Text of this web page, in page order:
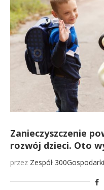
Zanieczyszczenie
rozwój dzieci. Oto
przez Zespół 300Gospodarki